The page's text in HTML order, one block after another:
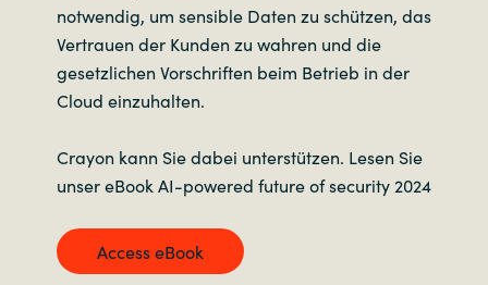
notwendig, um sensible Daten zu schützen, das
Vertrauen der Kunden zu wahren und die
gesetzlichen Vorschriften beim Betrieb in der
Cloud einzuhalten.
Crayon kann Sie dabei unterstützen. Lesen Sie
unser eBook AI-powered future of security 2024
Access eBook